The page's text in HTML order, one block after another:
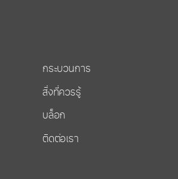
กระบวนการ
สิ่งที่ควรรู้
บล็อก
ติดต่อเรา